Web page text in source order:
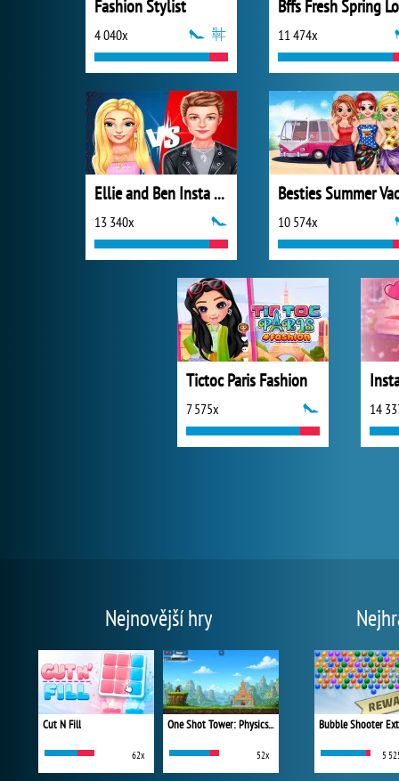
Fashion Stylist
4 040x 11 474x
Ellie and Ben Insta Fashion
13 340x 10 574x
Tictoc Paris Fashion
7 575x 14
Nejnovější hry
Cut N Fill
62x
One Shot Tower: Physics Destroyer
52x
Bubble Shooter
5